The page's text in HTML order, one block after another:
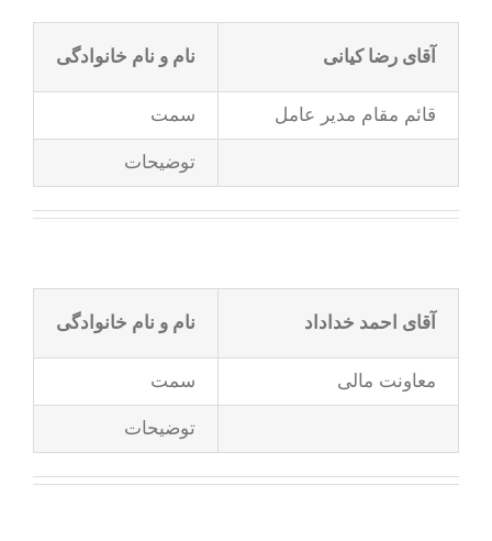
نام و نام خانوادگی آقای رضا کیانی
سمت قائم مقام مدیر عامل
توضیحات
نام و نام خانوادگی آقای احمد خداداد
سمت معاونت مالی
توضیحات